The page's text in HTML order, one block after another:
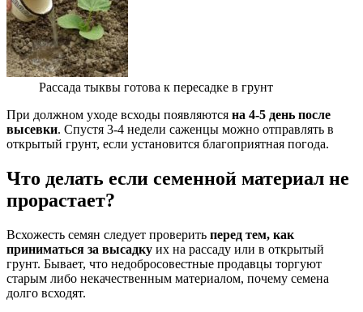
Рассада тыквы готова к пересадке в грунт
При должном уходе всходы появляются на 4-5 день после
высевки. Спустя 3-4 недели саженцы можно отправлять в
открытый грунт, если установится благоприятная погода.
Что делать если семенной материал не
прорастает?
Всхожесть семян следует проверить перед тем, как
приниматься за высадку их на рассаду или в открытый
грунт. Бывает, что недобросовестные продавцы торгуют
старым либо некачественным материалом, почему семена
долго всходят.